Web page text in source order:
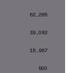
62,285
39,082
15,967
500